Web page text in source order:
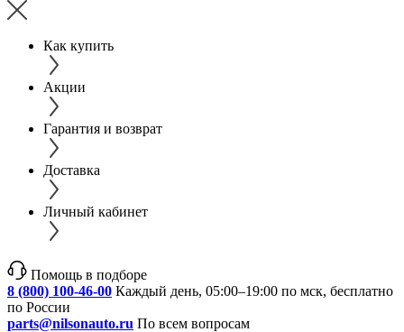
Как купить
Акции
Гарантия и возврат
Доставка
Личный кабинет
Помощь в подборе
8 (800) 100-46-00 Каждый день, 05:00–19:00 по мск, бесплатно
по России
parts@nilsonauto.ru По всем вопросам